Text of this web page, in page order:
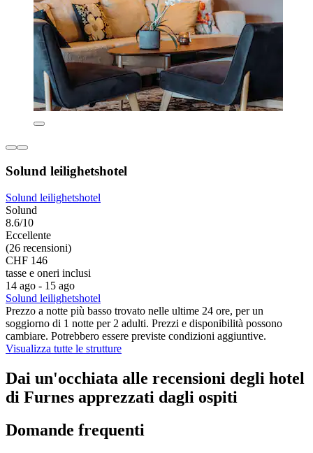
Solund leilighetshotel
Solund leilighetshotel
Solund
8.6/10
Eccellente
(26 recensioni)
CHF 146
tasse e oneri inclusi
14 ago - 15 ago
Solund leilighetshotel
Prezzo a notte più basso trovato nelle ultime 24 ore, per un
soggiorno di 1 notte per 2 adulti. Prezzi e disponibilità possono
cambiare. Potrebbero essere previste condizioni aggiuntive.
Visualizza tutte le strutture
Dai un'occhiata alle recensioni degli hotel
di Furnes apprezzati dagli ospiti
Domande frequenti